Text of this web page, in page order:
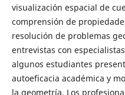
visualización espacial de
comprensión de
resolución de problemas
entrevistas con
algunos estudiantes
autoeficacia académica y
la geometría. Los